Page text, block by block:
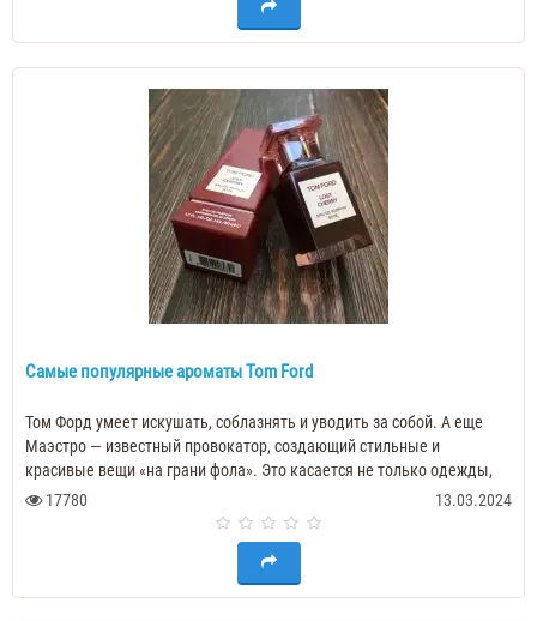
Самые популярные ароматы Tom Ford
Том Форд умеет искушать, соблазнять и уводить за собой. А еще
Маэстро — известный провокатор, создающий стильные и
красивые вещи «на грани фола». Это касается не только одежды,
но всего, что делает ди..
17780 13.03.2024